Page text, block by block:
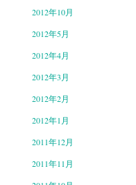
2012年10月
2012年5月
2012年4月
2012年3月
2012年2月
2012年1月
2011年12月
2011年11月